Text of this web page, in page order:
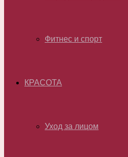
Фитнес и спорт
КРАСОТА
Уход за лицом